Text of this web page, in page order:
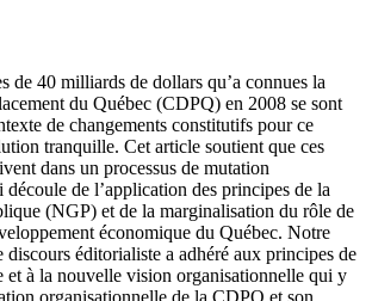
de 40 milliards de dollars qu’a connues la
du Québec (CDPQ) en 2008 se sont
de changements constitutifs pour ce
tranquille. Cet article soutient que ces
dans un processus de mutation
de l’application des principes de la
(NGP) et de la marginalisation du rôle de
économique du Québec. Notre
discours éditorialiste a adhéré aux principes de
et à la nouvelle vision organisationnelle qui y